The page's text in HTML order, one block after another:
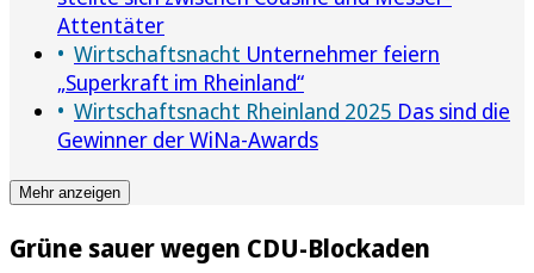
Attentäter
Wirtschaftsnacht Unternehmer feiern
„Superkraft im Rheinland“
Wirtschaftsnacht Rheinland 2025 Das sind die
Gewinner der WiNa-Awards
Mehr anzeigen
Grüne sauer wegen CDU-Blockaden